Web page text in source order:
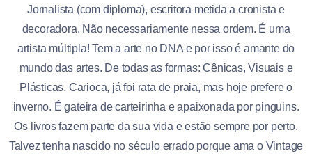
Jornalista (com diploma), escritora metida a cronista e
decoradora. Não necessariamente nessa ordem. É uma
artista múltipla! Tem a arte no DNA e por isso é amante do
mundo das artes. De todas as formas: Cênicas, Visuais e
Plásticas. Carioca, já foi rata de praia, mas hoje prefere o
inverno. É gateira de carteirinha e apaixonada por pinguins.
Os livros fazem parte da sua vida e estão sempre por perto.
Talvez tenha nascido no século errado porque ama o Vintage